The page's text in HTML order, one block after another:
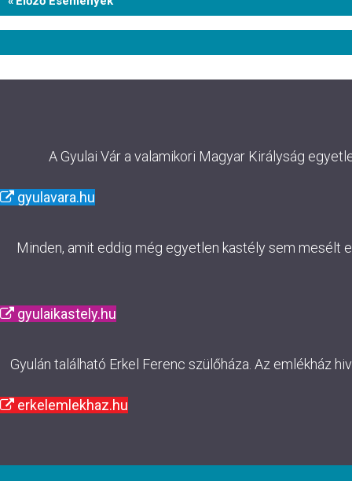
A Gyulai Vár a valamikori Magyar Királyság
gyulavara.hu
Minden, amit eddig még egyetlen kastély sem mesélt
gyulaikastely.hu
Gyulán található Erkel Ferenc szülőháza. Az emlékház
erkelemlekhaz.hu